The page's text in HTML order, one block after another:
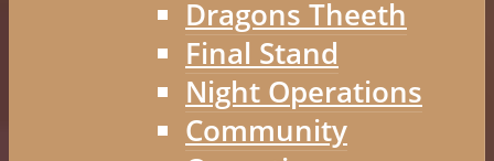
Dragons Theeth
Final Stand
Night Operations
Community